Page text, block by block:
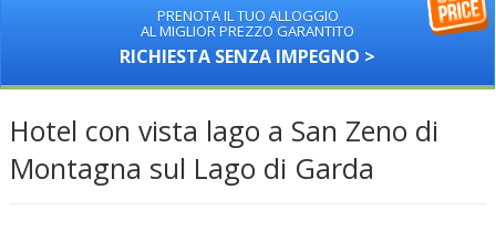
PRENOTA IL TUO ALLOGGIO
AL MIGLIOR PREZZO GARANTITO
RICHIESTA SENZA IMPEGNO >
Hotel con vista lago a San Zeno di
Montagna sul Lago di Garda